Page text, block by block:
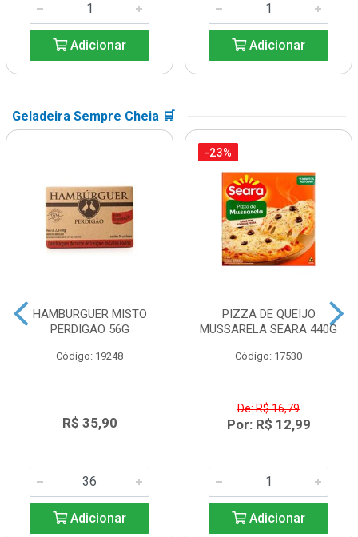
Adicionar Adicionar
Geladeira Sempre Cheia 🛒
HAMBURGUER MISTO
PERDIGAO 56G
Código: 19248
R$ 35,90
Adicionar
-23%
PIZZA DE QUEIJO
MUSSARELA SEARA 440G
Código: 17530
De: R$ 16,79
Por: R$ 12,99
Adicionar